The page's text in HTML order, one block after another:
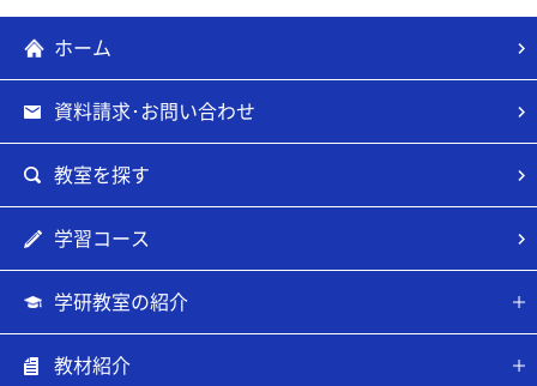
ホーム
資料請求･お問い合わせ
教室を探す
学習コース
学研教室の紹介
教材紹介